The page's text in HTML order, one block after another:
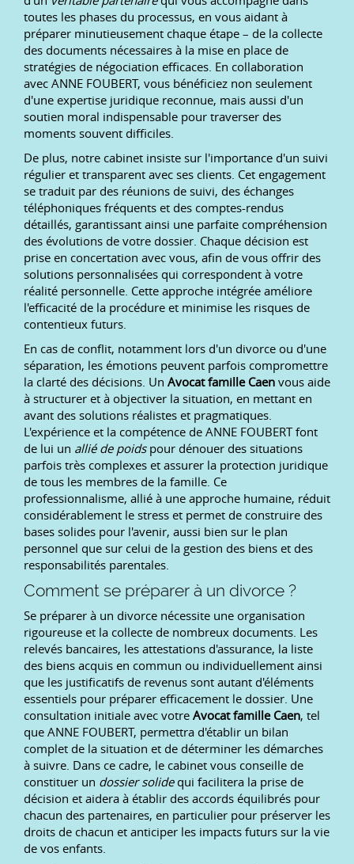
toutes les phases du processus, en vous aidant à
préparer minutieusement chaque étape – de la collecte
des documents nécessaires à la mise en place de
stratégies de négociation efficaces. En collaboration
avec ANNE FOUBERT, vous bénéficiez non seulement
d'une expertise juridique reconnue, mais aussi d'un
soutien moral indispensable pour traverser des
moments souvent difficiles.
De plus, notre cabinet insiste sur l'importance d'un suivi
régulier et transparent avec ses clients. Cet engagement
se traduit par des réunions de suivi, des échanges
téléphoniques fréquents et des comptes-rendus
détaillés, garantissant ainsi une parfaite compréhension
des évolutions de votre dossier. Chaque décision est
prise en concertation avec vous, afin de vous offrir des
solutions personnalisées qui correspondent à votre
réalité personnelle. Cette approche intégrée améliore
l'efficacité de la procédure et minimise les risques de
contentieux futurs.
En cas de conflit, notamment lors d'un divorce ou d'une
séparation, les émotions peuvent parfois compromettre
la clarté des décisions. Un Avocat famille Caen vous aide
à structurer et à objectiver la situation, en mettant en
avant des solutions réalistes et pragmatiques.
L'expérience et la compétence de ANNE FOUBERT font
de lui un allié de poidspour dénouer des situations
parfois très complexes et assurer la protection juridique
de tous les membres de la famille. Ce
professionnalisme, allié à une approche humaine, réduit
considérablement le stress et permet de construire des
bases solides pour l'avenir, aussi bien sur le plan
personnel que sur celui de la gestion des biens et des
responsabilités parentales.
Comment se préparer à un divorce ?
Se préparer à un divorce nécessite une organisation
rigoureuse et la collecte de nombreux documents. Les
relevés bancaires, les attestations d'assurance, la liste
des biens acquis en commun ou individuellement ainsi
que les justificatifs de revenus sont autant d'éléments
essentiels pour préparer efficacement le dossier. Une
consultation initiale avec votre Avocat famille Caen, tel
que ANNE FOUBERT, permettra d'établir un bilan
complet de la situation et de déterminer les démarches
à suivre. Dans ce cadre, le cabinet vous conseille de
constituer un dossier solidequi facilitera la prise de
décision et aidera à établir des accords équilibrés pour
chacun des partenaires, en particulier pour préserver les
droits de chacun et anticiper les impacts futurs sur la vie
de vos enfants.